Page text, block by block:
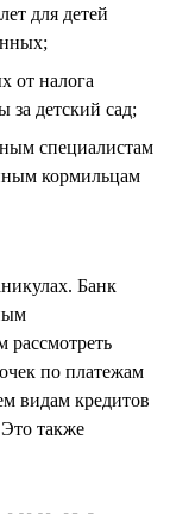
для детей
от налога
за детский сад;
специалистам
кормильцам
Банк
по платежам
видам кредитов
также